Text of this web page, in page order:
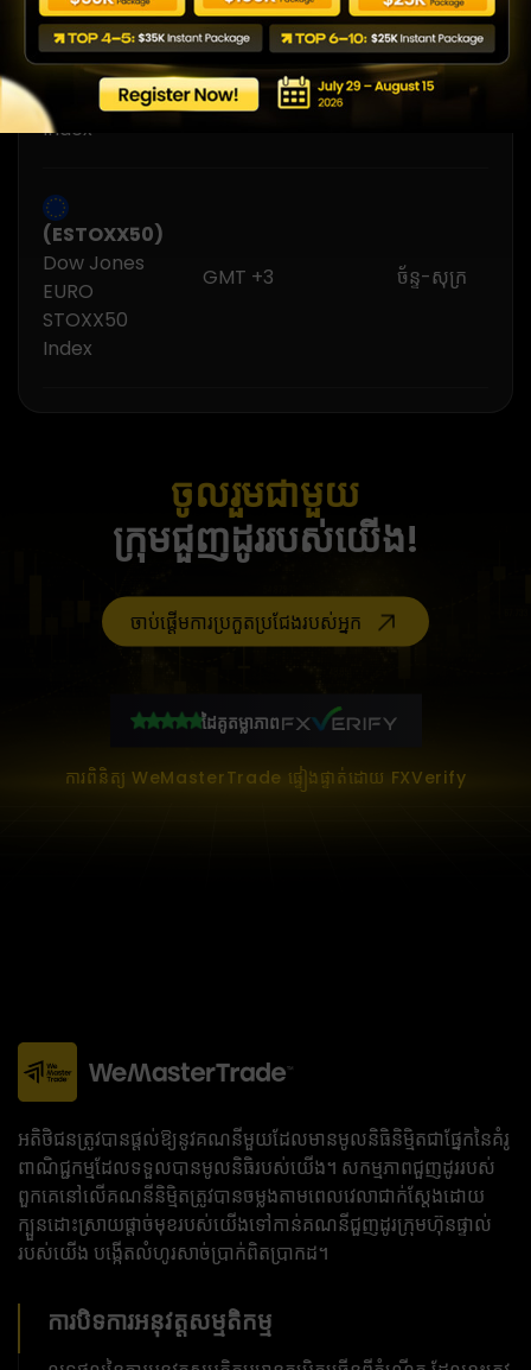
(ESTOXX50)
Dow Jones
EURO
STOXX50
Index
GMT +3 ច័ន្ទ-សុក្រ
(ESTOXX50)
Dow Jones
EURO
STOXX50
Index
GMT +3 ច័ន្ទ-សុក្រ
ចូលរួមជាមួយ
ក្រុមជួញដូររបស់យើង!
ចាប់ផ្តើមការប្រកួតប្រជែងរបស់អ្នក
ដៃគូតម្លាភាព
ការពិនិត្យ WeMasterTrade ផ្ទៀងផ្ទាត់ដោយ FXVerify
អតិថិជនត្រូវបានផ្តល់ឱ្យនូវគណនីមួយដែលមានមូលនិធិនិម្មិតជាផ្នែកនៃគំរូ
ពាណិជ្ជកម្មដែលទទួលបានមូលនិធិរបស់យើង។ សកម្មភាពជួញដូររបស់
ពួកគេនៅលើគណនីនិម្មិតត្រូវបានចម្លងតាមពេលវេលាជាក់ស្តែងដោយ
ក្បួនដោះស្រាយផ្តាច់មុខរបស់យើងទៅកាន់គណនីជួញដូរក្រុមហ៊ុនផ្ទាល់
របស់យើង បង្កើតលំហូរសាច់ប្រាក់ពិតប្រាកដ។
ការបិទការអនុវត្តសម្មតិកម្ម